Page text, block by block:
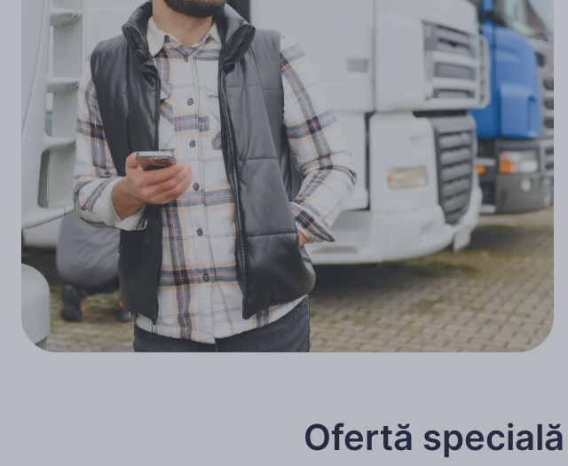
Mai
Ofertă